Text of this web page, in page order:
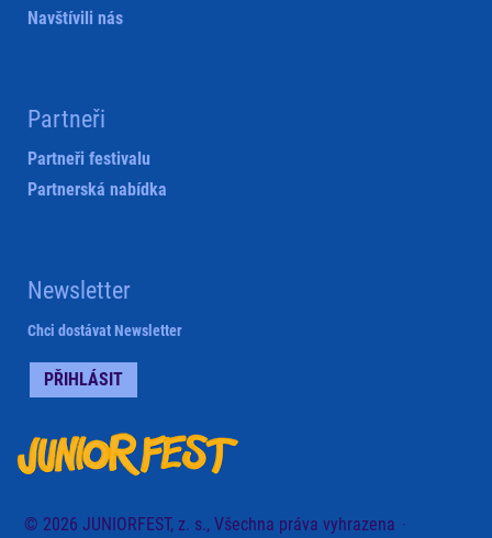
Navštívili nás
Partneři
Partneři festivalu
Partnerská nabídka
Newsletter
Chci dostávat Newsletter
PŘIHLÁSIT
© 2026 JUNIORFEST, z. s., Všechna práva vyhrazena